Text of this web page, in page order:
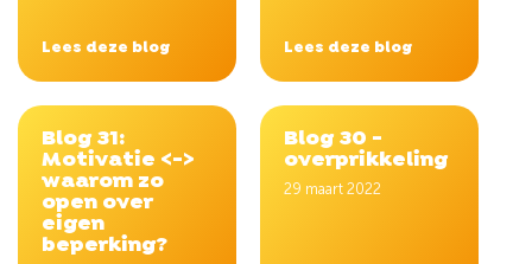
Lees deze blog Lees deze blog
Blog 31:
Motivatie <->
waarom zo
open over
eigen
beperking?
Blog 30 -
overprikkeling
29 maart 2022